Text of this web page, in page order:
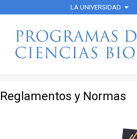
LA UNIVERSIDAD
Reglamentos y Normas